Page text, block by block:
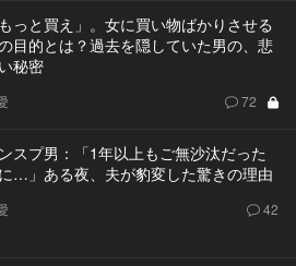
もっと買え」。女に買い物ばかりさせる
目的とは？過去を隠していた男の、悲
秘密
72
スプ男：「1年以上もご無沙汰だった
…」ある夜、夫が豹変した驚きの理由
42